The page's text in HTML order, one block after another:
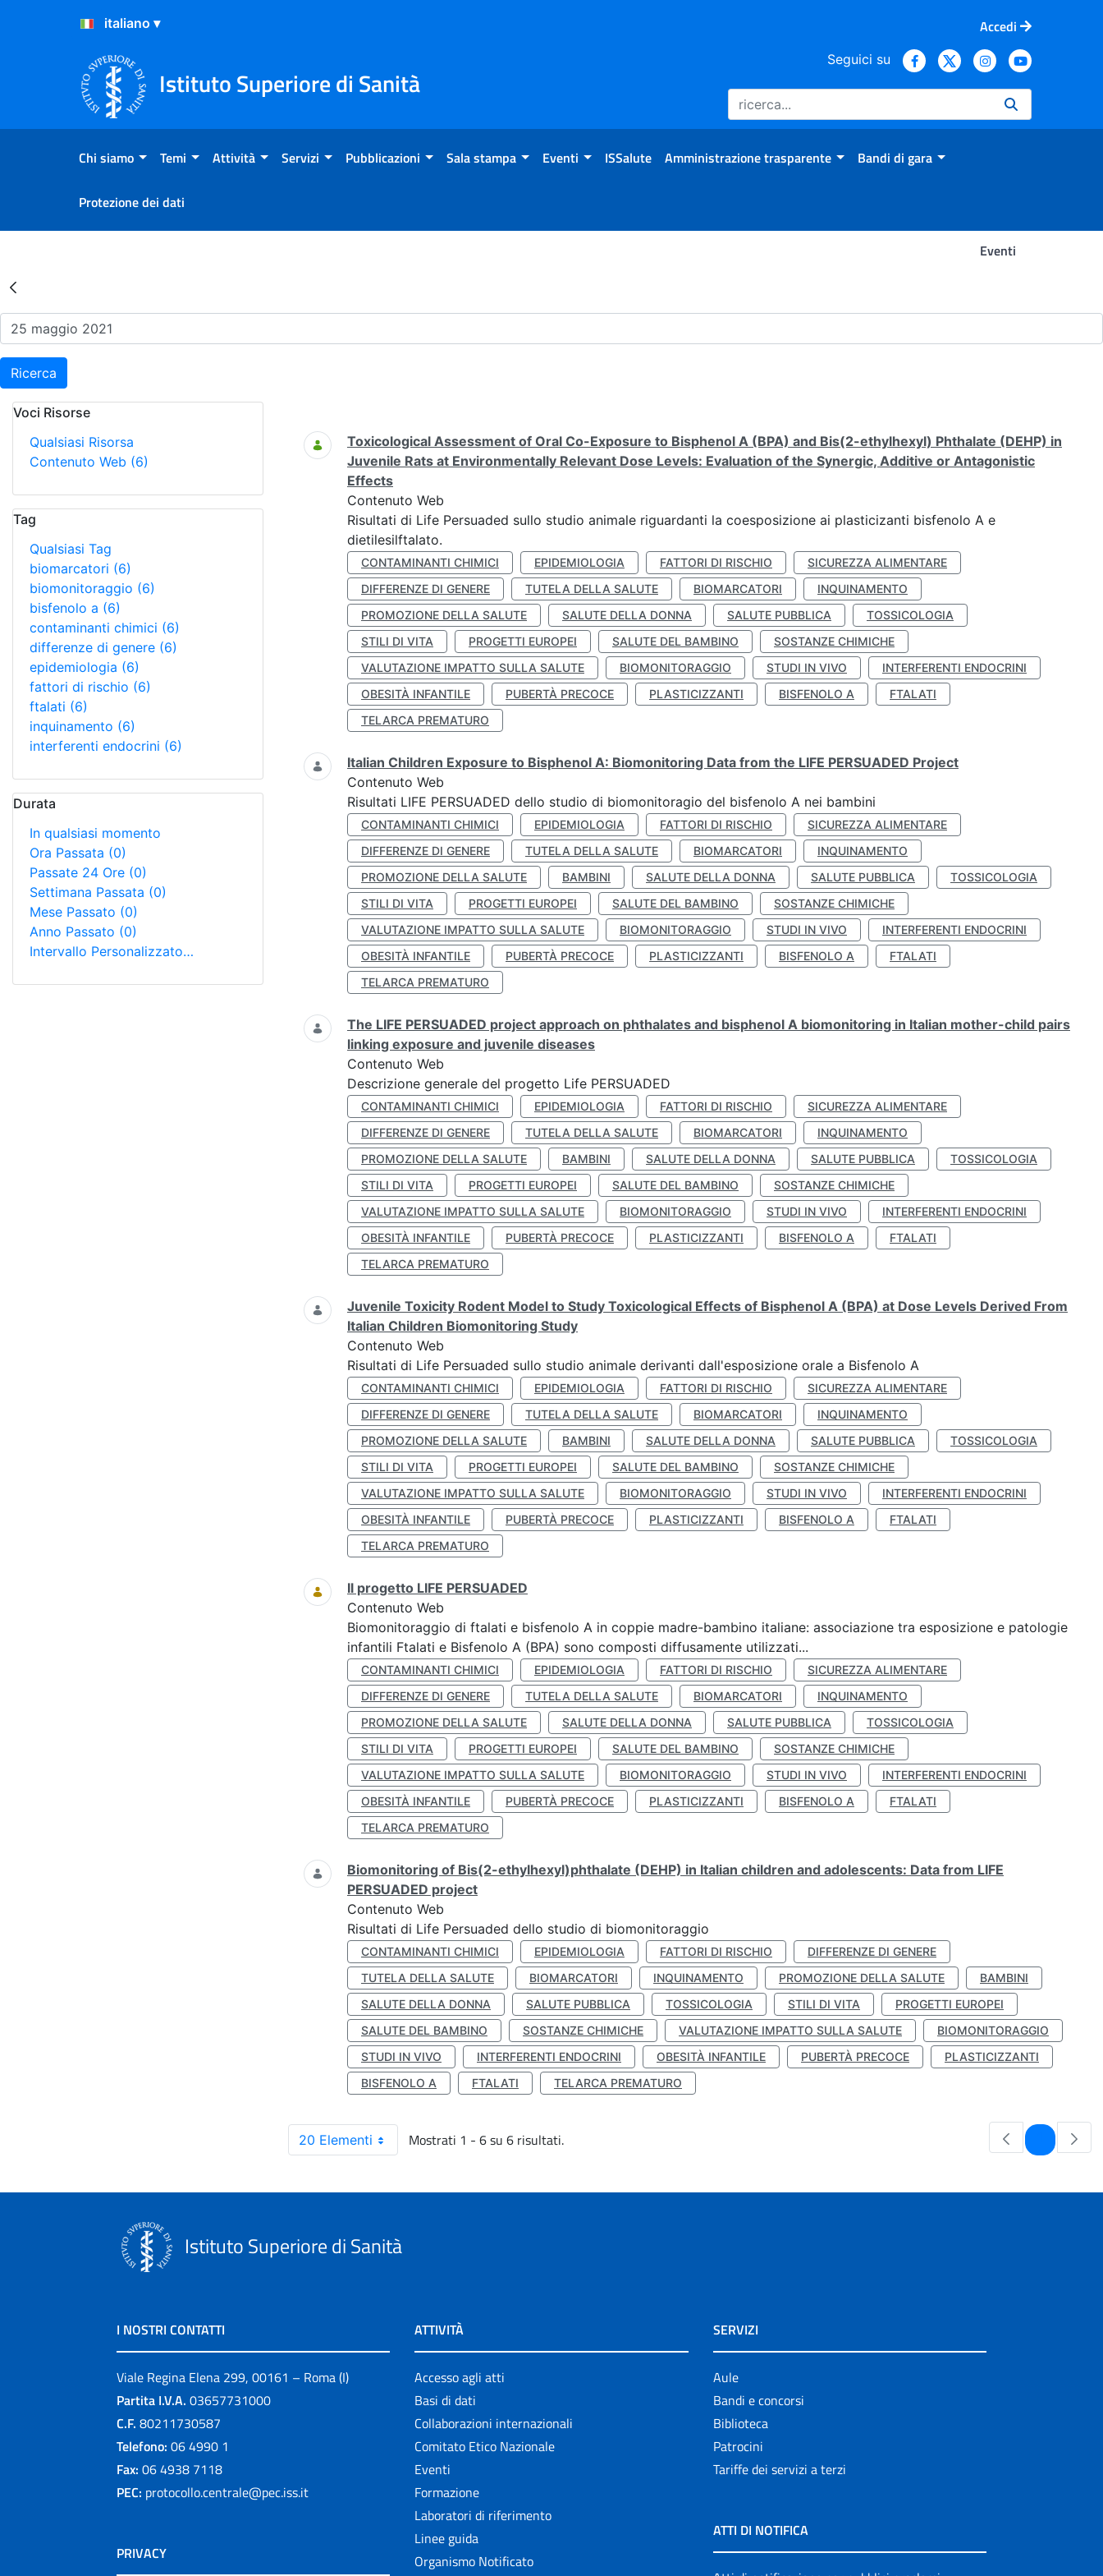
Salta al Contenuto
Salta al Footer
Accedi
Istituto Superiore di Sanità
Seguici su
Chi siamo Temi Attività Servizi Pubblicazioni Sala stampa Eventi ISSalute Amministrazione trasparente Bandi di gara
Protezione dei dati
Eventi
Risultati della Ricerca - Eventi
Ricerca
Voci Risorse
Qualsiasi Risorsa
Contenuto Web (6)
Tag
Qualsiasi Tag
biomarcatori (6)
biomonitoraggio (6)
bisfenolo a (6)
contaminanti chimici (6)
differenze di genere (6)
epidemiologia (6)
fattori di rischio (6)
ftalati (6)
inquinamento (6)
interferenti endocrini (6)
Durata
In qualsiasi momento
Ora Passata (0)
Passate 24 Ore (0)
Settimana Passata (0)
Mese Passato (0)
Anno Passato (0)
Intervallo Personalizzato…
Ricerca
Toxicological Assessment of Oral Co-Exposure to Bisphenol A (BPA) and Bis(2-ethylhexyl) Phthalate (DEHP) in
Juvenile Rats at Environmentally Relevant Dose Levels: Evaluation of the Synergic, Additive or Antagonistic
Effects
Contenuto Web
Risultati di Life Persuaded sullo studio animale riguardanti la coesposizione ai plasticizanti bisfenolo A e
dietilesilftalato.
CONTAMINANTI CHIMICI EPIDEMIOLOGIA FATTORI DI RISCHIO
SICUREZZA ALIMENTARE
DIFFERENZE DI GENERE
TUTELA DELLA SALUTE BIOMARCATORI
INQUINAMENTO
PROMOZIONE DELLA SALUTE
SALUTE DELLA DONNA SALUTE PUBBLICA
TOSSICOLOGIA
STILI DI VITA
PROGETTI EUROPEI SALUTE DEL BAMBINO
SOSTANZE CHIMICHE
VALUTAZIONE IMPATTO SULLA SALUTE
BIOMONITORAGGIO STUDI IN VIVO
INTERFERENTI ENDOCRINI
OBESITÀ INFANTILE
PUBERTÀ PRECOCE PLASTICIZZANTI BISFENOLO A
FTALATI
TELARCA PREMATURO
Italian Children Exposure to Bisphenol A: Biomonitoring Data from the LIFE PERSUADED Project
Contenuto Web
Risultati LIFE PERSUADED dello studio di biomonitoragio del bisfenolo A nei bambini
CONTAMINANTI CHIMICI EPIDEMIOLOGIA FATTORI DI RISCHIO
SICUREZZA ALIMENTARE
DIFFERENZE DI GENERE
TUTELA DELLA SALUTE BIOMARCATORI
INQUINAMENTO
PROMOZIONE DELLA SALUTE
BAMBINI SALUTE DELLA DONNA SALUTE PUBBLICA
TOSSICOLOGIA
STILI DI VITA
PROGETTI EUROPEI SALUTE DEL BAMBINO
SOSTANZE CHIMICHE
VALUTAZIONE IMPATTO SULLA SALUTE
BIOMONITORAGGIO STUDI IN VIVO
INTERFERENTI ENDOCRINI
OBESITÀ INFANTILE
PUBERTÀ PRECOCE PLASTICIZZANTI BISFENOLO A
FTALATI
TELARCA PREMATURO
The LIFE PERSUADED project approach on phthalates and bisphenol A biomonitoring in Italian mother-child pairs
linking exposure and juvenile diseases
Contenuto Web
Descrizione generale del progetto Life PERSUADED
CONTAMINANTI CHIMICI EPIDEMIOLOGIA FATTORI DI RISCHIO
SICUREZZA ALIMENTARE
DIFFERENZE DI GENERE
TUTELA DELLA SALUTE BIOMARCATORI
INQUINAMENTO
PROMOZIONE DELLA SALUTE
BAMBINI SALUTE DELLA DONNA SALUTE PUBBLICA
TOSSICOLOGIA
STILI DI VITA
PROGETTI EUROPEI SALUTE DEL BAMBINO
SOSTANZE CHIMICHE
VALUTAZIONE IMPATTO SULLA SALUTE
BIOMONITORAGGIO STUDI IN VIVO
INTERFERENTI ENDOCRINI
OBESITÀ INFANTILE
PUBERTÀ PRECOCE PLASTICIZZANTI BISFENOLO A
FTALATI
TELARCA PREMATURO
Juvenile Toxicity Rodent Model to Study Toxicological Effects of Bisphenol A (BPA) at Dose Levels Derived From
Italian Children Biomonitoring Study
Contenuto Web
Risultati di Life Persuaded sullo studio animale derivanti dall'esposizione orale a Bisfenolo A
CONTAMINANTI CHIMICI EPIDEMIOLOGIA FATTORI DI RISCHIO
SICUREZZA ALIMENTARE
DIFFERENZE DI GENERE
TUTELA DELLA SALUTE BIOMARCATORI
INQUINAMENTO
PROMOZIONE DELLA SALUTE
BAMBINI SALUTE DELLA DONNA SALUTE PUBBLICA
TOSSICOLOGIA
STILI DI VITA
PROGETTI EUROPEI SALUTE DEL BAMBINO
SOSTANZE CHIMICHE
VALUTAZIONE IMPATTO SULLA SALUTE
BIOMONITORAGGIO STUDI IN VIVO
INTERFERENTI ENDOCRINI
OBESITÀ INFANTILE
PUBERTÀ PRECOCE PLASTICIZZANTI BISFENOLO A
FTALATI
TELARCA PREMATURO
Il progetto LIFE PERSUADED
Contenuto Web
Biomonitoraggio di ftalati e bisfenolo A in coppie madre-bambino italiane: associazione tra esposizione e patologie
infantili Ftalati e Bisfenolo A (BPA) sono composti diffusamente utilizzati...
CONTAMINANTI CHIMICI EPIDEMIOLOGIA FATTORI DI RISCHIO
SICUREZZA ALIMENTARE
DIFFERENZE DI GENERE
TUTELA DELLA SALUTE BIOMARCATORI
INQUINAMENTO
PROMOZIONE DELLA SALUTE
SALUTE DELLA DONNA SALUTE PUBBLICA
TOSSICOLOGIA
STILI DI VITA
PROGETTI EUROPEI SALUTE DEL BAMBINO
SOSTANZE CHIMICHE
VALUTAZIONE IMPATTO SULLA SALUTE
BIOMONITORAGGIO STUDI IN VIVO
INTERFERENTI ENDOCRINI
OBESITÀ INFANTILE
PUBERTÀ PRECOCE PLASTICIZZANTI BISFENOLO A
FTALATI
TELARCA PREMATURO
Biomonitoring of Bis(2-ethylhexyl)phthalate (DEHP) in Italian children and adolescents: Data from LIFE
PERSUADED project
Contenuto Web
Risultati di Life Persuaded dello studio di biomonitoraggio
CONTAMINANTI CHIMICI EPIDEMIOLOGIA FATTORI DI RISCHIO
DIFFERENZE DI GENERE
TUTELA DELLA SALUTE
BIOMARCATORI INQUINAMENTO PROMOZIONE DELLA SALUTE
BAMBINI
SALUTE DELLA DONNA
SALUTE PUBBLICA TOSSICOLOGIA STILI DI VITA
PROGETTI EUROPEI
SALUTE DEL BAMBINO
SOSTANZE CHIMICHE VALUTAZIONE IMPATTO SULLA SALUTE
BIOMONITORAGGIO
STUDI IN VIVO
INTERFERENTI ENDOCRINI OBESITÀ INFANTILE PUBERTÀ PRECOCE
PLASTICIZZANTI
BISFENOLO A
FTALATI TELARCA PREMATURO
20 Elementi Mostrati 1 - 6 su 6 risultati. Pagina
Istituto Superiore di Sanità
I NOSTRI CONTATTI
Viale Regina Elena 299, 00161 – Roma (I)
Partita I.V.A. 03657731000
C.F. 80211730587
Telefono: 06 4990 1
Fax: 06 4938 7118
PEC: protocollo.centrale@pec.iss.it
PRIVACY
ATTIVITÀ
Accesso agli atti
Basi di dati
Collaborazioni internazionali
Comitato Etico Nazionale
Eventi
Formazione
Laboratori di riferimento
Linee guida
Organismo Notificato
SERVIZI
Aule
Bandi e concorsi
Biblioteca
Patrocini
Tariffe dei servizi a terzi
ATTI DI NOTIFICA